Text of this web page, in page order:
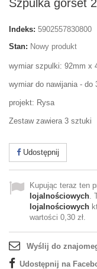
Szpulka gorset 2
Indeks: 5902557830800
Stan: Nowy produkt
wymiar szpulki: 92mm x
wymiar do nawijania - do
projekt: Rysa
Zestaw zawiera 3 sztuki
Udostępnij
Kupując teraz ten
lojalnościowych.
lojalnościowych
wartości 0,30 zł.
Wyślij do
Udostępnij na